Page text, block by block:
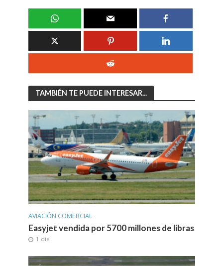
TAMBIÉN TE PUEDE INTERESAR...
AVIACIÓN COMERCIAL
Easyjet vendida por 5700 millones de libras
1 día